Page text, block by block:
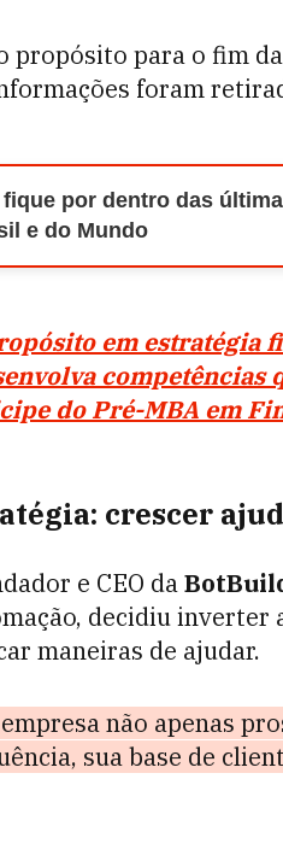
propósito para o fim
foram
fique por dentro das
e do Mundo
em estratégia
competências
do Pré-MBA em
crescer
e CEO da
decidiu inverter
maneiras de ajudar.
não apenas
sua base de